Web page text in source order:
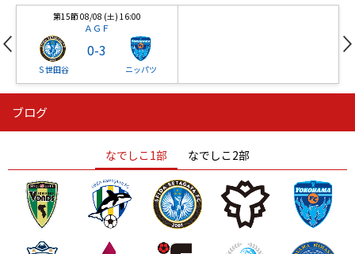
第15節 08/08 (土) 16:00
ＡＧＦ
Ｓ世田谷
0-3
ニッパツ
ニッパツ
ニッパツ 名古屋
石人の星
静岡 愛媛Ｌ
ブログ
なでしこ1部 なでしこ2部